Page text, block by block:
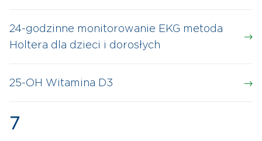
24-godzinne monitorowanie EKG metoda
Holtera dla dzieci i dorosłych
25-OH Witamina D3
7